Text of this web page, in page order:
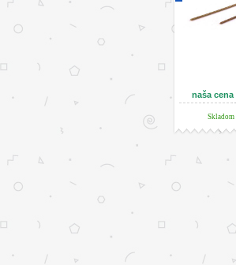
naša cena
Skladom